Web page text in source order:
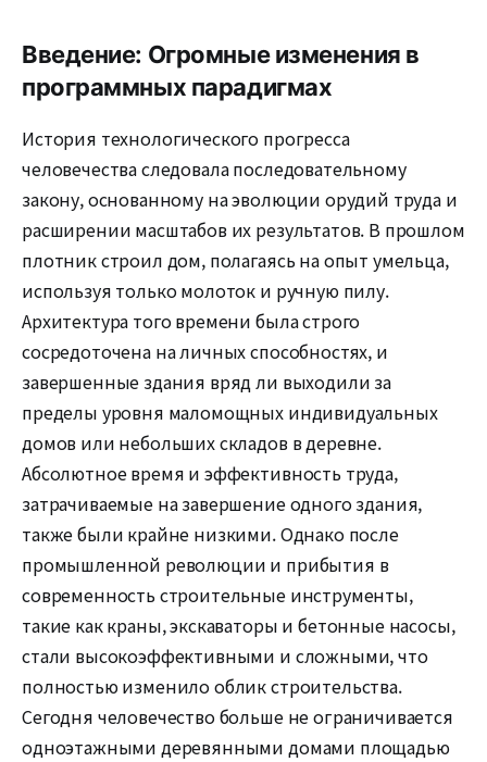
Введение: Огромные изменения в
программных парадигмах
История технологического прогресса
человечества следовала последовательному
закону, основанному на эволюции орудий труда и
расширении масштабов их результатов. В прошлом
плотник строил дом, полагаясь на опыт умельца,
используя только молоток и ручную пилу.
Архитектура того времени была строго
сосредоточена на личных способностях, и
завершенные здания вряд ли выходили за
пределы уровня маломощных индивидуальных
домов или небольших складов в деревне.
Абсолютное время и эффективность труда,
затрачиваемые на завершение одного здания,
также были крайне низкими. Однако после
промышленной революции и прибытия в
современность строительные инструменты,
такие как краны, экскаваторы и бетонные насосы,
стали высокоэффективными и сложными, что
полностью изменило облик строительства.
Сегодня человечество больше не ограничивается
одноэтажными деревянными домами площадью